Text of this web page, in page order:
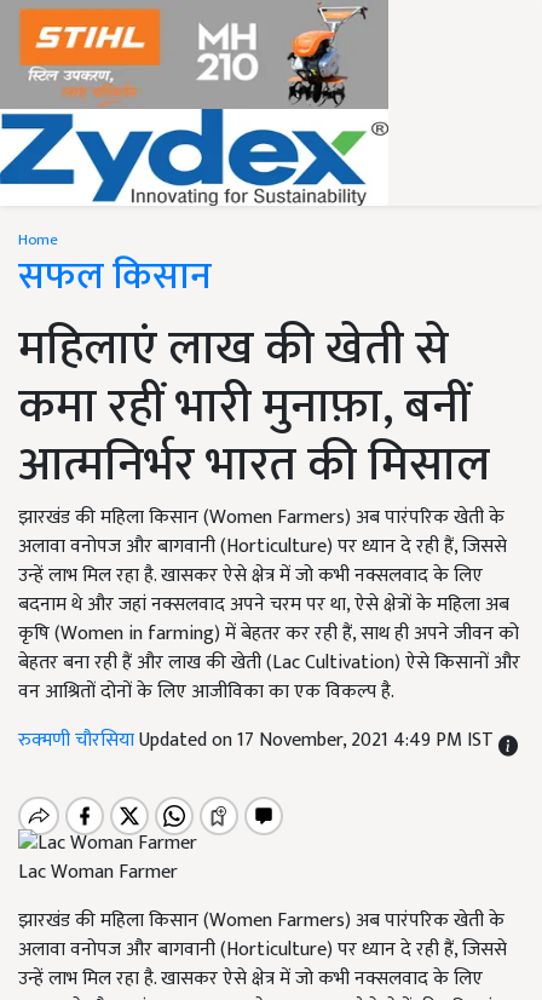
Home
सफल किसान
महिलाएं लाख की खेती से
कमा रहीं भारी मुनाफ़ा, बनीं
आत्मनिर्भर भारत की मिसाल
झारखंड की महिला किसान (Women Farmers) अब पारंपरिक खेती के
अलावा वनोपज और बागवानी (Horticulture) पर ध्यान दे रही हैं, जिससे
उन्हें लाभ मिल रहा है. खासकर ऐसे क्षेत्र में जो कभी नक्सलवाद के लिए
बदनाम थे और जहां नक्सलवाद अपने चरम पर था, ऐसे क्षेत्रों के महिला अब
कृषि (Women in farming) में बेहतर कर रही हैं, साथ ही अपने जीवन को
बेहतर बना रही हैं और लाख की खेती (Lac Cultivation) ऐसे किसानों और
वन आश्रितों दोनों के लिए आजीविका का एक विकल्प है.
रुक्मणी चौरसियाUpdated on 17 November, 2021 4:49 PM IST
Lac Woman Farmer
झारखंड की महिला किसान (Women Farmers) अब पारंपरिक खेती के
अलावा वनोपज और बागवानी (Horticulture) पर ध्यान दे रही हैं, जिससे
उन्हें लाभ मिल रहा है. खासकर ऐसे क्षेत्र में जो कभी नक्सलवाद के लिए